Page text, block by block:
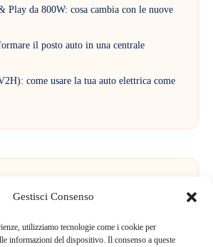
Gestisci Consenso
utilizziamo tecnologie come i cookie per
informazioni del dispositivo. Il consenso a queste
Play da 800W: cosa cambia con le nuove
il posto auto in una centrale
come usare la tua auto elettrica come
recenti
mostrare.